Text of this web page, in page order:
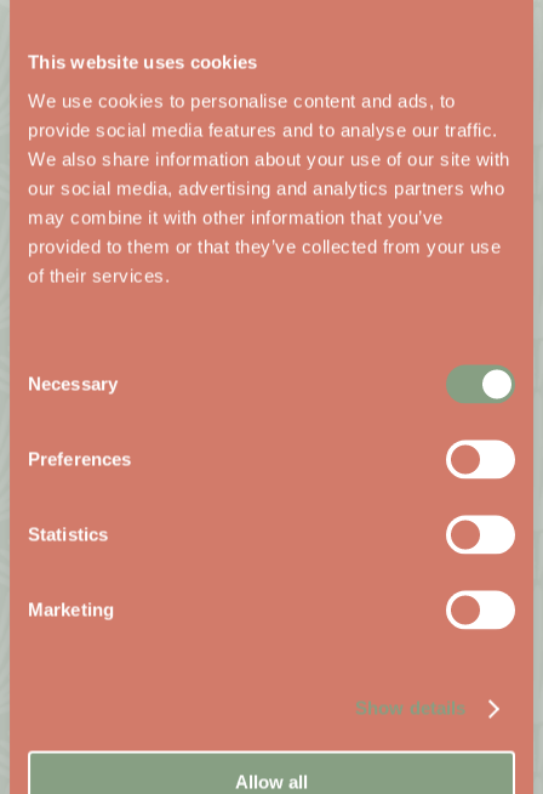
This website uses cookies
We use cookies to personalise content and ads, to
provide social media features and to analyse our traffic.
We also share information about your use of our site with
our social media, advertising and analytics partners who
may combine it with other information that you’ve
provided to them or that they’ve collected from your use
of their services.
Selection
Necessary
Preferences
Statistics
Marketing
Show details
Allow all
omdat er in het pand enorm veel ramen
zijn die reiken van de grond tot aan het
plafond.
Brafoer moest een nieuw impuls geven
aan Heemskerk. Dat is gelukt!